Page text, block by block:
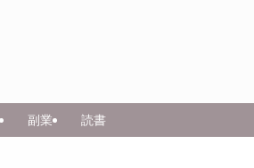
副業 読書